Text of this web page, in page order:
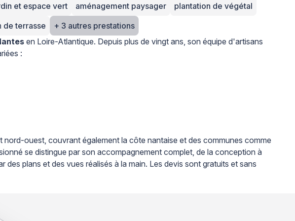
et espace vert aménagement paysager
plantation de végétal
de terrasse
+ 3 autres prestations
en Loire-Atlantique. Depuis plus de vingt ans, son équipe d'artisans
:
ouest, couvrant également la côte nantaise et des communes comme
se distingue par son accompagnement complet, de la conception à
plans et des vues réalisés à la main. Les devis sont gratuits et sans